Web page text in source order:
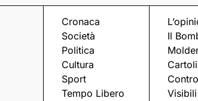
Cronaca
Società
Politica
Cultura
Sport
Tempo Libero
Il
Eventi a Ravenna e dintorni